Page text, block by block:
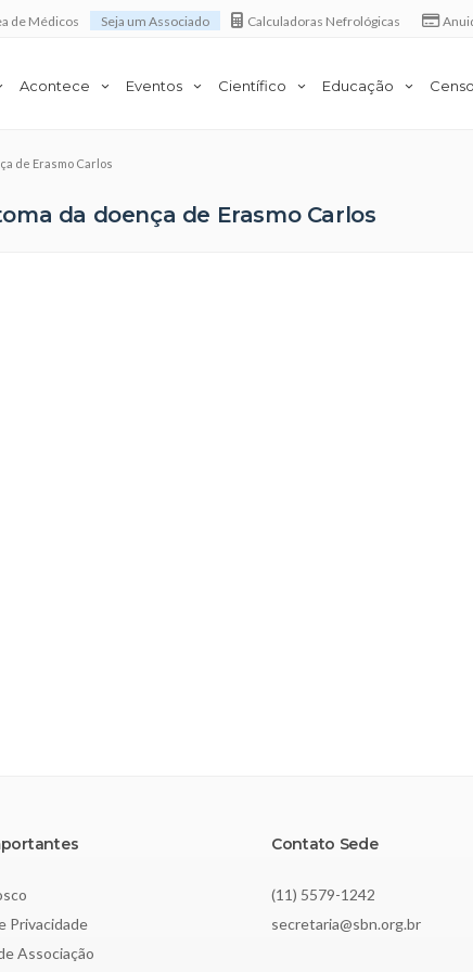
de Médicos Seja um Associado Calculadoras Nefrológicas
Acontece Eventos Científico Educação
de Erasmo Carlos
da doença de Erasmo Carlos
Privacidade
Associação
Contato Sede
(11) 5579-1242
secretaria@sbn.org.br